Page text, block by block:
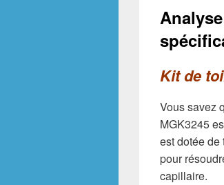
Kit de
Vous savez
MGK3245
est dotée
pour
capillaire.